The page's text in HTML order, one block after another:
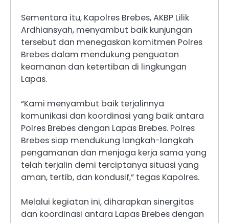
Sementara itu, Kapolres Brebes, AKBP Lilik
Ardhiansyah, menyambut baik kunjungan
tersebut dan menegaskan komitmen Polres
Brebes dalam mendukung penguatan
keamanan dan ketertiban di lingkungan
Lapas.
“Kami menyambut baik terjalinnya
komunikasi dan koordinasi yang baik antara
Polres Brebes dengan Lapas Brebes. Polres
Brebes siap mendukung langkah-langkah
pengamanan dan menjaga kerja sama yang
telah terjalin demi terciptanya situasi yang
aman, tertib, dan kondusif,” tegas Kapolres.
Melalui kegiatan ini, diharapkan sinergitas
dan koordinasi antara Lapas Brebes dengan